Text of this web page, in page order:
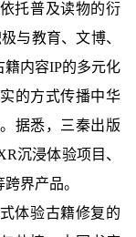
托普及读物的衍
与教育、文博、
内容IP的多元化
的方式传播中华
据悉，三秦出版
沉浸体验项目、
界产品。
体验古籍修复的